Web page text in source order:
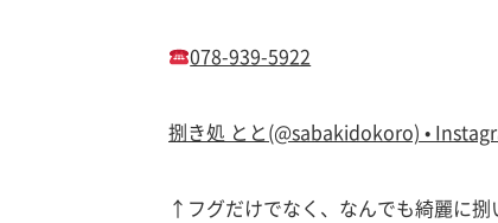
078-939-5922
捌き処 とと(@sabakidokoro) •
↑フグだけでなく、なんでも綺麗に